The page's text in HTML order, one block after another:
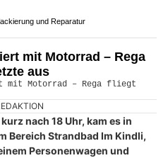
und Reparatur
mit Motorrad – Rega
aus
nach 18 Uhr, kam es in
Bereich Strandbad Im Kindli,
Personenwagen und